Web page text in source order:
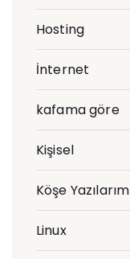
Hosting
İnternet
kafama göre
Kişisel
Köşe Yazılarım
Linux